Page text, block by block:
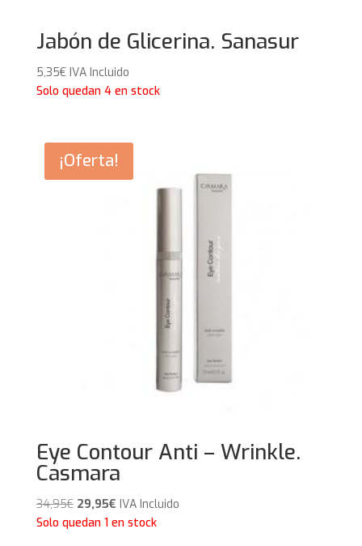
Jabón de Glicerina. Sanasur
5,35€ IVA Incluido
Solo quedan 4 en stock
¡Oferta!
Eye Contour Anti – Wrinkle.
Casmara
34,95€ El
precio
29,95€El
precio
IVA Incluido
Solo quedan 1 en stock